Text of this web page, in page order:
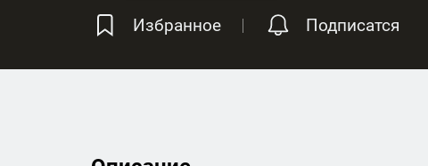
Избранное Подписатся